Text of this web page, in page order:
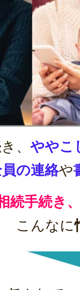
、 ややこ
の連絡や
続手続き
こんなに